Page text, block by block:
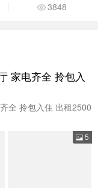
3848
全 拎包入住 出租2500
5